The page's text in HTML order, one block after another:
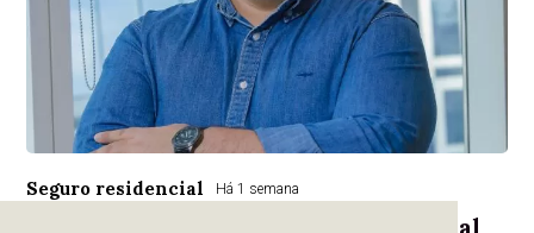
Seguro residencial Há 1 semana
Sicredi lança novo seguro residencial